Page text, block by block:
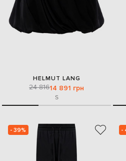
HELMUT LANG
24 81614 891 грн
S
- 39% -